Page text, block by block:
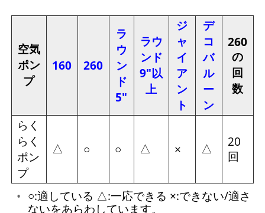
空気
ポン
プ
160 260
ラ
ウ
ン
ド
5"
ラウ
ンド
9"以
上
ジ
ャ
イ
ア
ン
ト
デ
コ
バ
ル
ー
ン
260
の
回
数
らく
らく
ポン
プ
△ ○ ○ △ × △
20
回
○:適している △:一応できる ×:できない/適さ
ないをあらわしています。